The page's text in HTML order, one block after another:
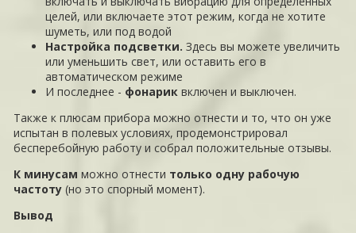
целей, или включаете этот режим, когда не хотите
шуметь, или под водой
Настройка подсветки.Здесь вы можете увеличить
или уменьшить свет, или оставить его в
автоматическом режиме
И последнее - фонарик включен и выключен.
Также к плюсам прибора можно отнести и то, что он уже
испытан в полевых условиях, продемонстрировал
бесперебойную работу и собрал положительные отзывы.
К минусам можно отнести только одну рабочую
частоту (но это спорный момент).
Вывод